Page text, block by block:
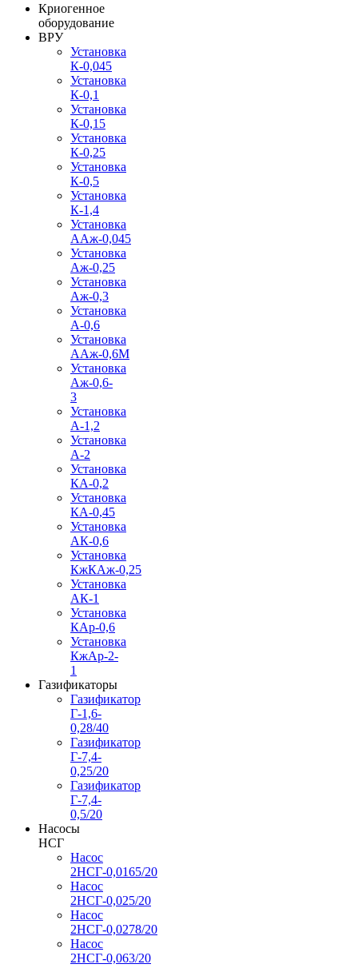
Криогенное
оборудование
ВРУ
Установка
К-0,045
Установка
К-0,1
Установка
К-0,15
Установка
К-0,25
Установка
К-0,5
Установка
К-1,4
Установка
ААж-0,045
Установка
Аж-0,25
Установка
Аж-0,3
Установка
А-0,6
Установка
ААж-0,6М
Установка
Аж-0,6-
3
Установка
А-1,2
Установка
А-2
Установка
КА-0,2
Установка
КА-0,45
Установка
АК-0,6
Установка
КжКАж-0,25
Установка
АК-1
Установка
КАр-0,6
Установка
КжАр-2-
1
Газификаторы
Газификатор
Г-1,6-
0,28/40
Газификатор
Г-7,4-
0,25/20
Газификатор
Г-7,4-
0,5/20
Насосы
НСГ
Насос
2НСГ-0,0165/20
Насос
2НСГ-0,025/20
Насос
2НСГ-0,0278/20
Насос
2НСГ-0,063/20